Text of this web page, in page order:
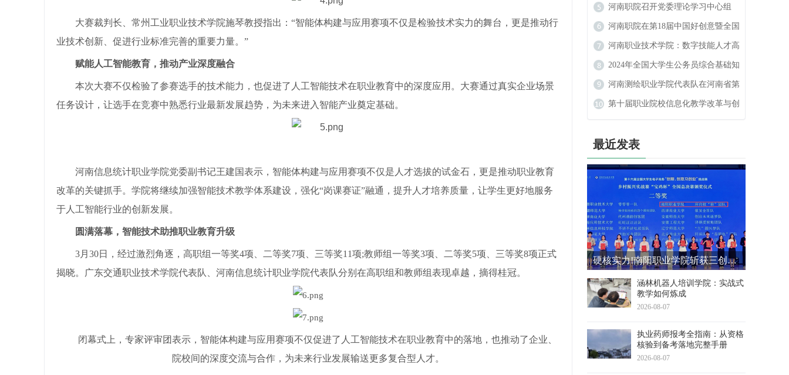
大赛裁判长、常州工业职业技术学院施琴教授指出：“智能体构建与应用赛项不仅是检验技术实力的舞台，更是推动行
业技术创新、促进行业标准完善的重要力量。”
赋能人工智能教育，推动产业深度融合
本次大赛不仅检验了参赛选手的技术能力，也促进了人工智能技术在职业教育中的深度应用。大赛通过真实企业场景
任务设计，让选手在竞赛中熟悉行业最新发展趋势，为未来进入智能产业奠定基础。
河南信息统计职业学院党委副书记王建国表示，智能体构建与应用赛项不仅是人才选拔的试金石，更是推动职业教育
改革的关键抓手。学院将继续加强智能技术教学体系建设，强化“岗课赛证”融通，提升人才培养质量，让学生更好地服务
于人工智能行业的创新发展。
圆满落幕，智能技术助推职业教育升级
3月30日，经过激烈角逐，高职组一等奖4项、二等奖7项、三等奖11项;教师组一等奖3项、二等奖5项、三等奖8项正式
揭晓。广东交通职业技术学院代表队、河南信息统计职业学院代表队分别在高职组和教师组表现卓越，摘得桂冠。
闭幕式上，专家评审团表示，智能体构建与应用赛项不仅促进了人工智能技术在职业教育中的落地，也推动了企业、
院校间的深度交流与合作，为未来行业发展输送更多复合型人才。
式
河南职院召开党委理论学习中心组
（扩大）民族宗教工作专题学习会
河南职院在第18届中国好创意暨全国
数字艺术设计大赛中喜获佳绩
河南职业技术学院：数字技能人才高
地的崛起
2024年全国大学生公务员综合基础知
识大赛
河南测绘职业学院代表队在河南省第
二届学生定向锦标赛中斩获佳绩
第十届职业院校信息化教学改革与创
最近发表
硬核实力!南阳职业学院斩获三创赛乡村振兴实战赛全国二等奖
涵林机器人培训学院：实战式
教学如何炼成
2026-08-07
执业药师报考全指南：从资格
核验到备考落地完整手册
2026-08-07